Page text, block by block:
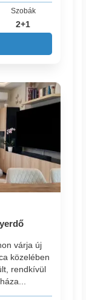
Szobák
2+1
várja új
közelében
rendkívül